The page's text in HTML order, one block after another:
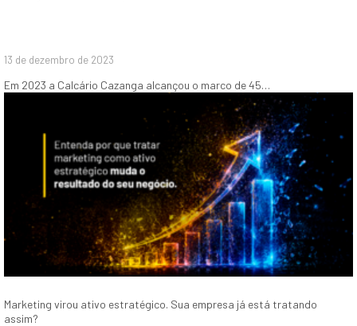
13 de dezembro de 2023
Em 2023 a Calcário Cazanga alcançou o marco de 45…
Marketing virou ativo estratégico. Sua empresa já está tratando
assim?